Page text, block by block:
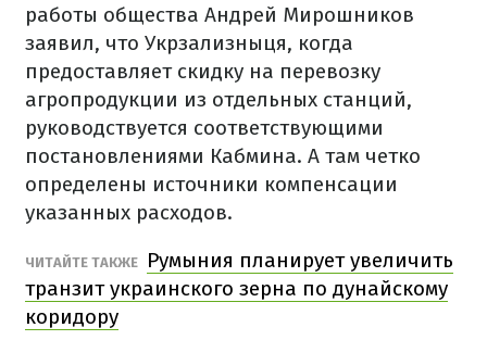
работы общества Андрей Мирошников
заявил, что Укрзализныця, когда
предоставляет скидку на перевозку
агропродукции из отдельных станций,
руководствуется соответствующими
постановлениями Кабмина. А там четко
определены источники компенсации
указанных расходов.
ЧИТАЙТЕ ТАКЖЕ
Румыния планирует увеличить
транзит украинского зерна по дунайскому
коридору